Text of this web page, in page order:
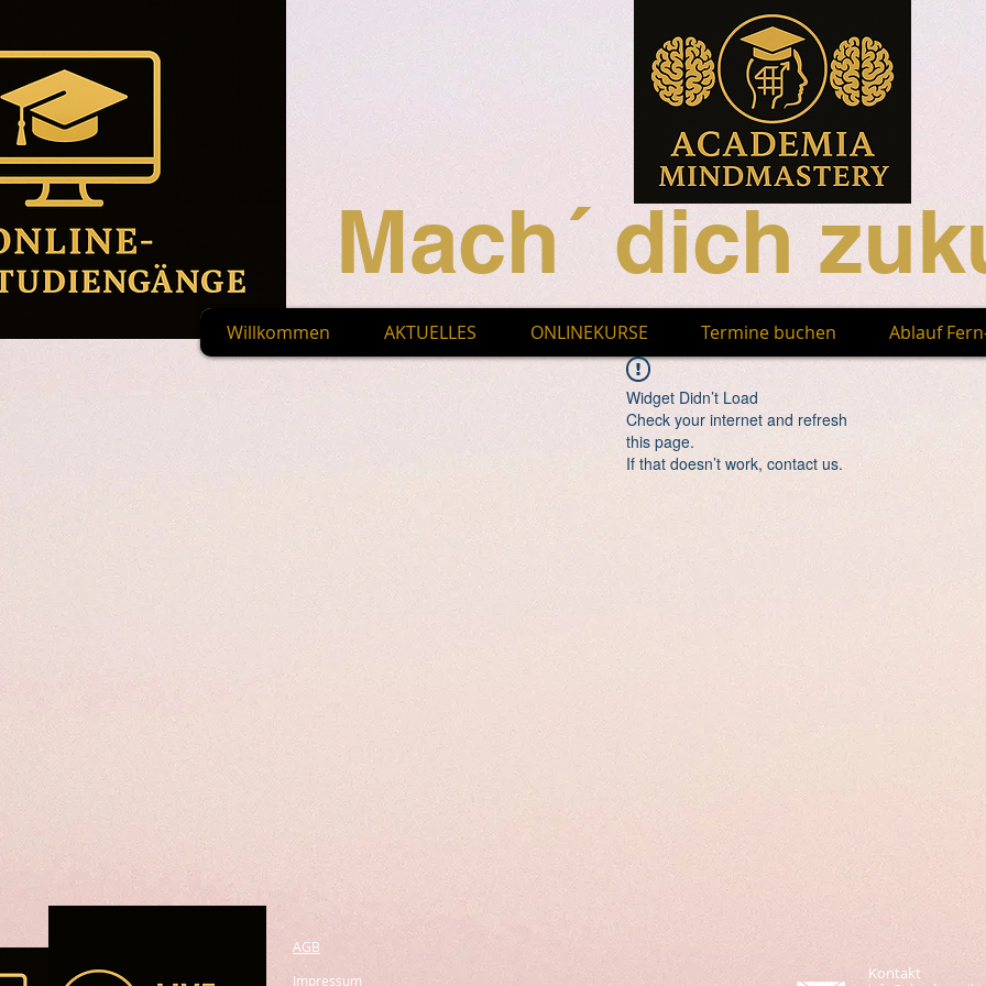
Mach´ dich
Willkommen AKTUELLES ONLINEKURSE Termine buchen Ablauf
Widget Didn’t Load
Check your internet and refresh
this page.
If that doesn’t work, contact us.
AGB
Impressum
Kontakt